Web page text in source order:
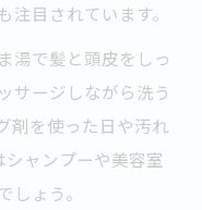
目されています。
湯で髪と頭皮をしっ
サージしながら洗う
剤を使った日や汚れ
ャンプーや美容室
ょう。